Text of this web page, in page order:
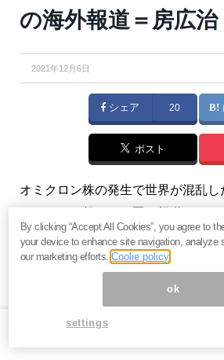
の海外報道＝房広治
2021年12月6日
シェア 20
ポスト
オミクロン株の発生で世界が混乱
際線「新規予約」を即座に停止し、
げた。今回、南アフリカがすぐに発
ない行動に出たイギリスと日本は、
と相談して、どのような選択肢があ
だったのだ。（『房広治の「
By clicking “Accept All Cookies”, you agree to
your device to enhance site navigation, analyze
our marketing efforts.Coolie policy
ok
settings